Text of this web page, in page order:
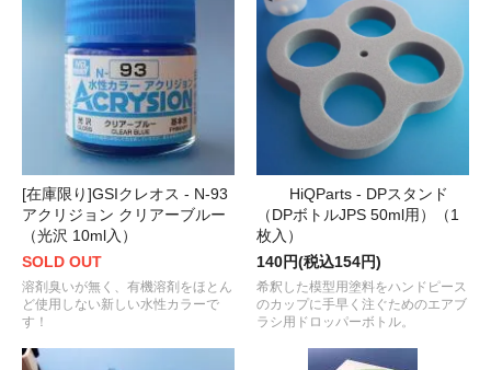
[在庫限り]GSIクレオス - N-93
アクリジョン クリアーブルー
（光沢 10ml入）
SOLD OUT
溶剤臭いが無く、有機溶剤をほとん
ど使用しない新しい水性カラーで
す！
HiQParts - DPスタンド
（DPボトルJPS 50ml用）（1
枚入）
140円(税込154円)
希釈した模型用塗料をハンドピース
のカップに手早く注ぐためのエアブ
ラシ用ドロッパーボトル。